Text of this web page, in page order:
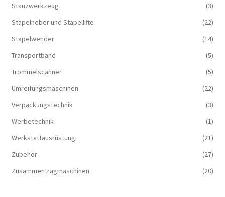
Stanzwerkzeug
(3)
Stapelheber und Stapellifte
(22)
Stapelwender
(14)
Transportband
(5)
Trommelscanner
(5)
Umreifungsmaschinen
(22)
Verpackungstechnik
(3)
Werbetechnik
(1)
Werkstattausrüstung
(21)
Zubehör
(27)
Zusammentragmaschinen
(20)